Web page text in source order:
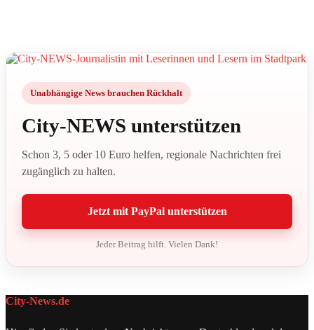
Unabhängige News brauchen Rückhalt
City-NEWS unterstützen
Schon 3, 5 oder 10 Euro helfen, regionale Nachrichten frei
zugänglich zu halten.
Jetzt mit PayPal unterstützen
Jeder Beitrag hilft. Vielen Dank!
City-News.de